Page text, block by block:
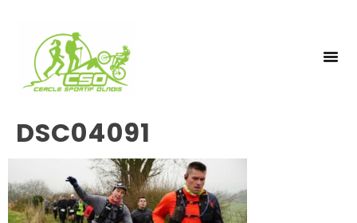
DSC04091